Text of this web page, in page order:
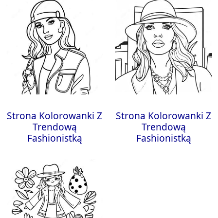
Strona Kolorowanki Z
Trendową
Fashionistką
Strona Kolorowanki Z
Trendową
Fashionistką